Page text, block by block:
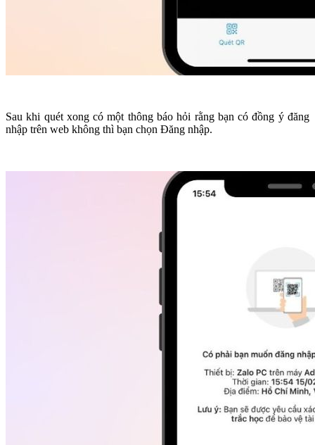
Sau khi quét xong có một thông báo hỏi rằng bạn có đồng ý đăng
nhập trên web không thì bạn chọn Đăng nhập.